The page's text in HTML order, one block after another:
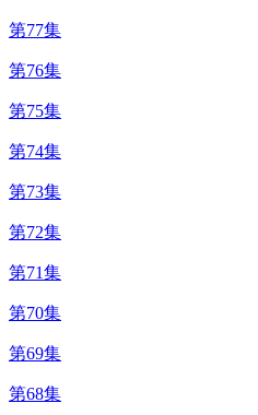
第77集
第76集
第75集
第74集
第73集
第72集
第71集
第70集
第69集
第68集